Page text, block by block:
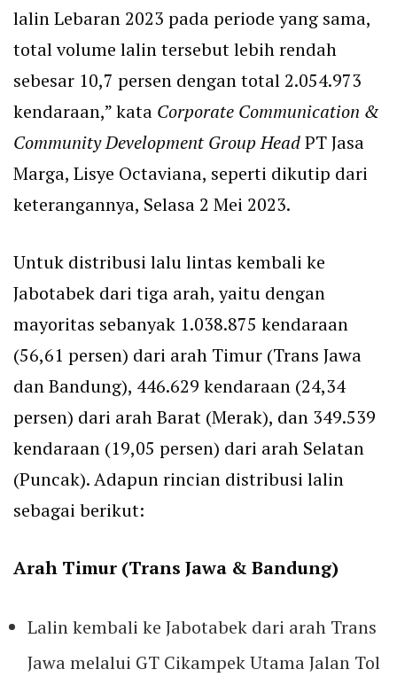
lalin Lebaran 2023 pada periode yang sama,
total volume lalin tersebut lebih rendah
sebesar 10,7 persen dengan total 2.054.973
kendaraan,” kata Corporate Communication &
Community Development Group HeadPT Jasa
Marga, Lisye Octaviana, seperti dikutip dari
keterangannya, Selasa 2 Mei 2023.
Untuk distribusi lalu lintas kembali ke
Jabotabek dari tiga arah, yaitu dengan
mayoritas sebanyak 1.038.875 kendaraan
(56,61 persen) dari arah Timur (Trans Jawa
dan Bandung), 446.629 kendaraan (24,34
persen) dari arah Barat (Merak), dan 349.539
kendaraan (19,05 persen) dari arah Selatan
(Puncak). Adapun rincian distribusi lalin
sebagai berikut:
Arah Timur (Trans Jawa & Bandung)
Lalin kembali ke Jabotabek dari arah Trans
Jawa melalui GT Cikampek Utama Jalan Tol